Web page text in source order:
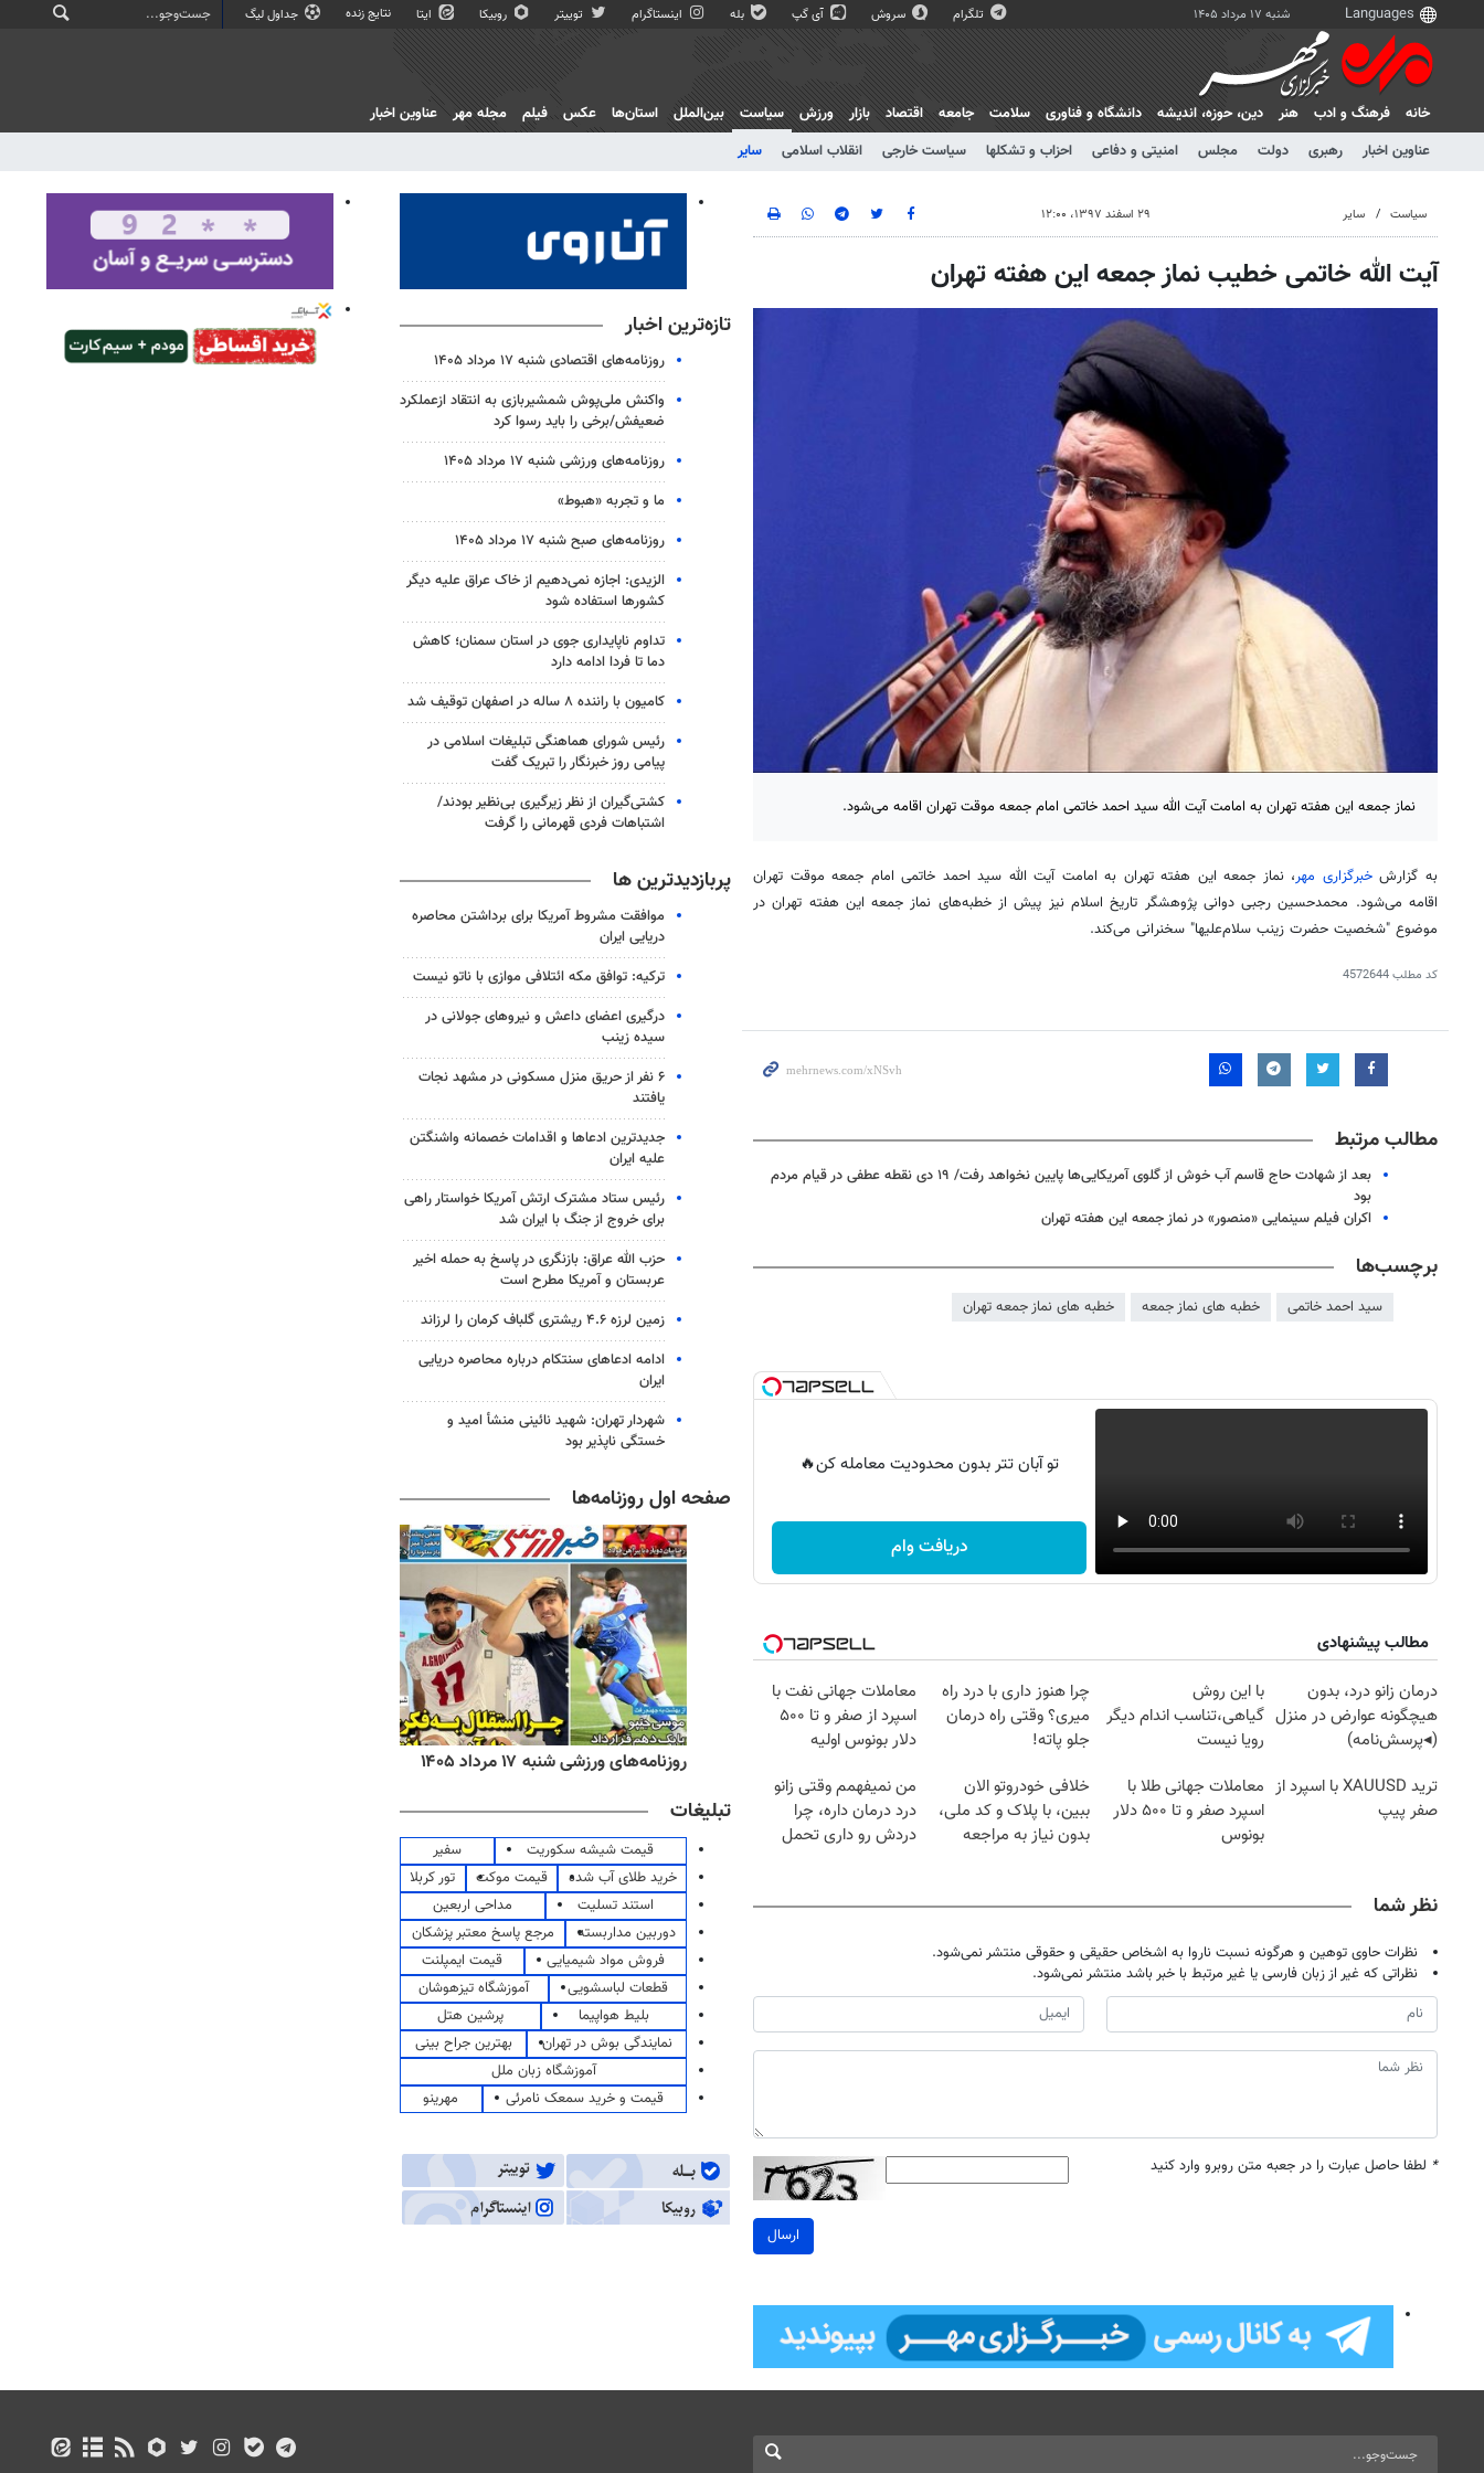
شنبه ۱۷ مرداد ۱۴۰۵ تلگرام سروش آی گپ بله اینستاگرام توییتر روبیکا ایتا نتایج زنده جداول لیگ
خانه فرهنگ و ادب هنر دين، حوزه، انديشه دانشگاه و فناوری سلامت جامعه اقتصاد بازار ورزش
سیاست
عناوین اخبار
رهبری دولت مجلس امنیتی و دفاعی احزاب و تشکلها سیاست خارجی انقلاب اسلامی سایر
بین‌الملل استان‌ها عکس فیلم مجله مهر عناوین اخبار
سیاست سایر ۲۹ اسفند ۱۳۹۷، ۱۲:۰۰
آیت الله خاتمی خطیب نماز جمعه این هفته تهران
نماز جمعه این هفته تهران به امامت آیت الله سید احمد خاتمی امام جمعه موقت تهران اقامه می‌شود.
به گزارشخبرگزاری مهر، نماز جمعه این هفته تهران به امامت آیت الله سید احمد خاتمی امام جمعه موقت تهران
اقامه می‌شود. محمدحسین رجبی دوانی پژوهشگر تاریخ اسلام نیز پیش از خطبه‌های نماز جمعه این هفته تهران در
موضوع "شخصیت حضرت زینب سلام‌علیها" سخنرانی می‌کند.
کد مطلب4572644
مطالب مرتبط
بعد از شهادت حاج قاسم آب خوش از گلوی آمریکایی‌ها پایین نخواهد رفت/ ۱۹ دی نقطه عطفی در قیام مردم
بود
اکران فیلم سینمایی «منصور» در نماز جمعه این هفته تهران
برچسب‌ها
سید احمد خاتمی خطبه های نماز جمعه خطبه های نماز جمعه تهران
تو آبان تتر بدون محدودیت معامله کن🔥
دریافت وام
مطالب پیشنهادی
درمان زانو درد، بدون
هیچگونه عوارض در منزل
(◂پرسش‌نامه)
با این روش
گیاهی،تناسب اندام دیگر
رویا نیست
چرا هنوز داری با درد راه
میری؟ وقتی راه درمان
جلو پاته!
معاملات جهانی نفت با
اسپرد از صفر و تا ۵۰۰
دلار بونوس اولیه
ترید XAUUSD با اسپرد از
صفر پیپ
معاملات جهانی طلا با
اسپرد صفر و تا ۵۰۰ دلار
بونوس
خلافی خودروتو الان
ببین، با پلاک و کد ملی،
بدون نیاز به مراجعه
من نمیفهمم وقتی زانو
درد درمان داره، چرا
دردش رو داری تحمل
نظر شما
نظرات حاوی توهین و هرگونه نسبت ناروا به اشخاص حقیقی و حقوقی منتشر نمی‌شود.
نظراتی که غیر از زبان فارسی یا غیر مرتبط با خبر باشد منتشر نمی‌شود.
* لطفا حاصل عبارت را در جعبه متن روبرو وارد کنید
ارسال
تازه‌ترین اخبار
روزنامه‌های اقتصادی شنبه ۱۷ مرداد ۱۴۰۵
واکنش ملی‌پوش شمشیربازی به انتقاد ازعملکرد
ضعیفش/برخی را باید رسوا کرد
روزنامه‌های ورزشی شنبه ۱۷ مرداد ۱۴۰۵
ما و تجربه «هبوط»
روزنامه‌های صبح شنبه ۱۷ مرداد ۱۴۰۵
الزیدی: اجازه نمی‌دهیم از خاک عراق علیه دیگر
کشورها استفاده شود
تداوم ناپایداری جوی در استان سمنان؛ کاهش
دما تا فردا ادامه دارد
کامیون با راننده ۸ ساله در اصفهان توقیف شد
رئیس شورای هماهنگی تبلیغات اسلامی در
پیامی روز خبرنگار را تبریک گفت
کشتی‌گیران از نظر زیرگیری بی‌نظیر بودند/
اشتباهات فردی قهرمانی را گرفت
پربازدیدترین ها
موافقت مشروط آمریکا برای برداشتن محاصره
دریایی ایران
ترکیه: توافق مکه ائتلافی موازی با ناتو نیست
درگیری اعضای داعش و نیروهای جولانی در
سیده زینب
۶ نفر از حریق منزل مسکونی در مشهد نجات
یافتند
جدیدترین ادعاها و اقدامات خصمانه واشنگتن
علیه ایران
رئیس ستاد مشترک ارتش آمریکا خواستار راهی
برای خروج از جنگ با ایران شد
حزب الله عراق: بازنگری در پاسخ به حمله اخیر
عربستان و آمریکا مطرح است
زمین لرزه ۴.۶ ریشتری گلباف کرمان را لرزاند
ادامه ادعاهای سنتکام درباره محاصره دریایی
ایران
شهردار تهران: شهید نائینی منشأ امید و
خستگی‌ ناپذیر بود
صفحه اول روزنامه‌ها
روزنامه‌های ورزشی شنبه ۱۷ مرداد ۱۴۰۵
تبلیغات
قیمت شیشه سکوریت
سفیر
خرید طلای آب شده
قیمت موکت
تور کربلا
استند تسلیت
مداحی اربعین
دوربین مداربسته
مرجع پاسخ معتبر پزشکان
فروش مواد شیمیایی
قیمت ایمپلنت
قطعات لباسشویی
آموزشگاه تیزهوشان
بلیط هواپیما
پرشین هتل
نمایندگی بوش در تهران
بهترین جراح بینی
آموزشگاه زبان ملل
قیمت و خرید سمعک نامرئی
مهرینو